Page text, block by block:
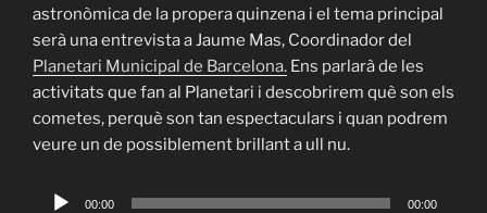
astronòmica de la propera quinzena i el tema principal
serà una entrevista a Jaume Mas, Coordinador del
Planetari Municipal de Barcelona. Ens parlarà de les
activitats que fan al Planetari i descobrirem què son els
cometes, perquè son tan espectaculars i quan podrem
veure un de possiblement brillant a ull nu.
Reproductor
00:00 00:00